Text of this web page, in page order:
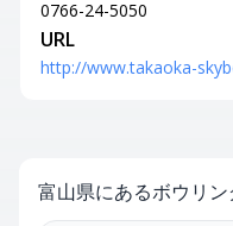
0766-24-5050
URL
http://www.takaoka-
富山県にあるボウリ